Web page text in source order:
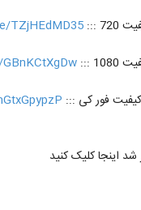
TZjHEdMD35
اینجا کلیک کنید